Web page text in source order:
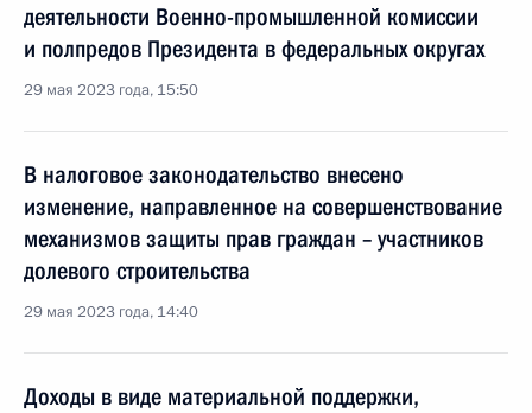
деятельности Военно-промышленной комиссии
и полпредов Президента в федеральных округах
29 мая 2023 года, 15:50
В налоговое законодательство внесено
изменение, направленное на совершенствование
механизмов защиты прав граждан – участников
долевого строительства
29 мая 2023 года, 14:40
Доходы в виде материальной поддержки,